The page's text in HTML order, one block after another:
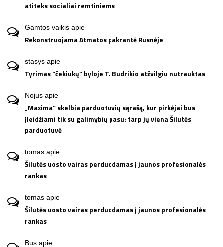
atiteks socialiai remtiniems
Gamtos vaikis apie
Rekonstruojama Atmatos pakrantė Rusnėje
stasys apie
Tyrimas “čekiukų” byloje T. Budrikio atžvilgiu nutrauktas
Nojus apie
„Maxima“ skelbia parduotuvių sąrašą, kur pirkėjai bus
įleidžiami tik su galimybių pasu: tarp jų viena Šilutės
parduotuvė
tomas apie
Šilutės uosto vairas perduodamas į jaunos profesionalės
rankas
tomas apie
Šilutės uosto vairas perduodamas į jaunos profesionalės
rankas
Bus apie